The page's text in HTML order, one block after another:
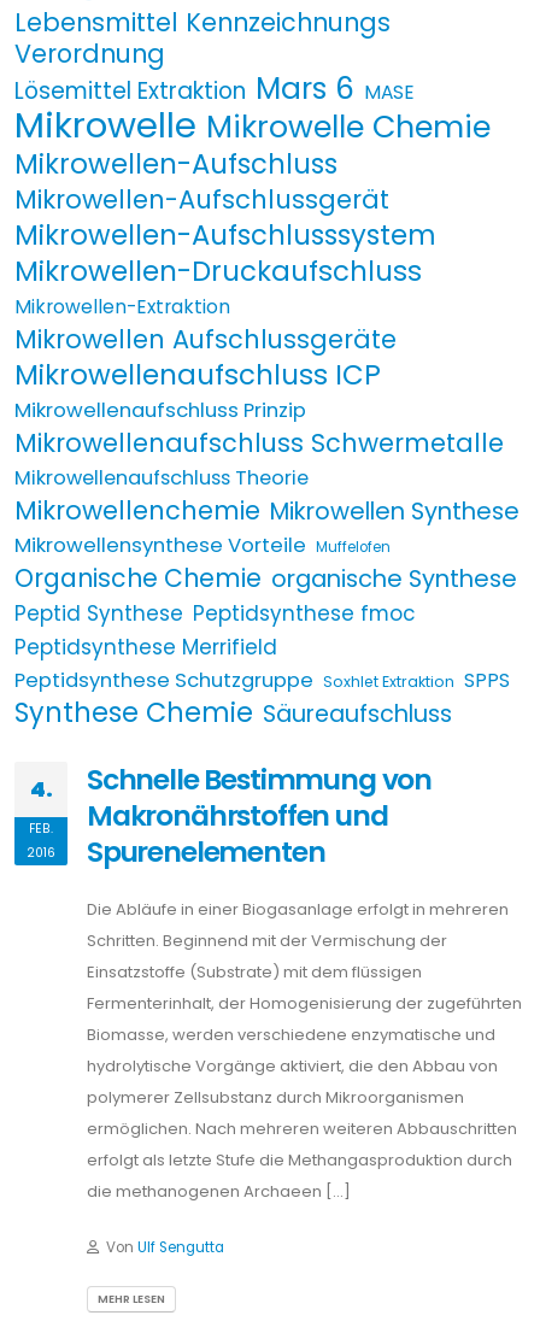
Lebensmittel Kennzeichnungs
Verordnung
Lösemittel Extraktion Mars 6 MASE
Mikrowelle Mikrowelle Chemie
Mikrowellen-Aufschluss
Mikrowellen-Aufschlussgerät
Mikrowellen-Aufschlusssystem
Mikrowellen-Druckaufschluss
Mikrowellen-Extraktion
Mikrowellen Aufschlussgeräte
Mikrowellenaufschluss ICP
Mikrowellenaufschluss Prinzip
Mikrowellenaufschluss Schwermetalle
Mikrowellenaufschluss Theorie
Mikrowellenchemie Mikrowellen Synthese
Mikrowellensynthese Vorteile Muffelofen
Organische Chemie organische Synthese
Peptid Synthese Peptidsynthese fmoc
Peptidsynthese Merrifield
Peptidsynthese Schutzgruppe Soxhlet Extraktion SPPS
Synthese Chemie Säureaufschluss
4.
FEB.
2016
Schnelle Bestimmung von
Makronährstoffen und
Spurenelementen
Die Abläufe in einer Biogasanlage erfolgt in mehreren
Schritten. Beginnend mit der Vermischung der
Einsatzstoffe (Substrate) mit dem flüssigen
Fermenterinhalt, der Homogenisierung der zugeführten
Biomasse, werden verschiedene enzymatische und
hydrolytische Vorgänge aktiviert, die den Abbau von
polymerer Zellsubstanz durch Mikroorganismen
ermöglichen. Nach mehreren weiteren Abbauschritten
erfolgt als letzte Stufe die Methangasproduktion durch
die methanogenen Archaeen […]
Von Ulf Sengutta
MEHR LESEN